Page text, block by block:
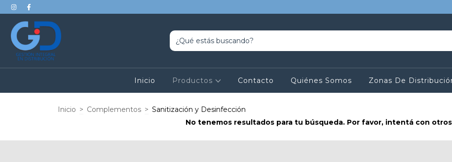
Inicio Productos Contacto Quiénes Somos Zonas De
Inicio > Complementos > Sanitización y Desinfección
No tenemos resultados para tu búsqueda. Por favor, intentá con